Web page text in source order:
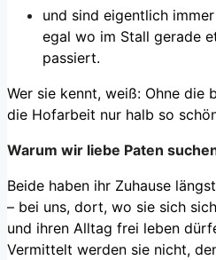
und sind eigentlich
egal wo im Stall gerade
passiert.
Wer sie kennt, weiß: Ohne die
die Hofarbeit nur halb so
Warum wir liebe Paten
Beide haben ihr Zuhause
– bei uns, dort, wo sie sich
und ihren Alltag frei leben
Vermittelt werden sie nicht,